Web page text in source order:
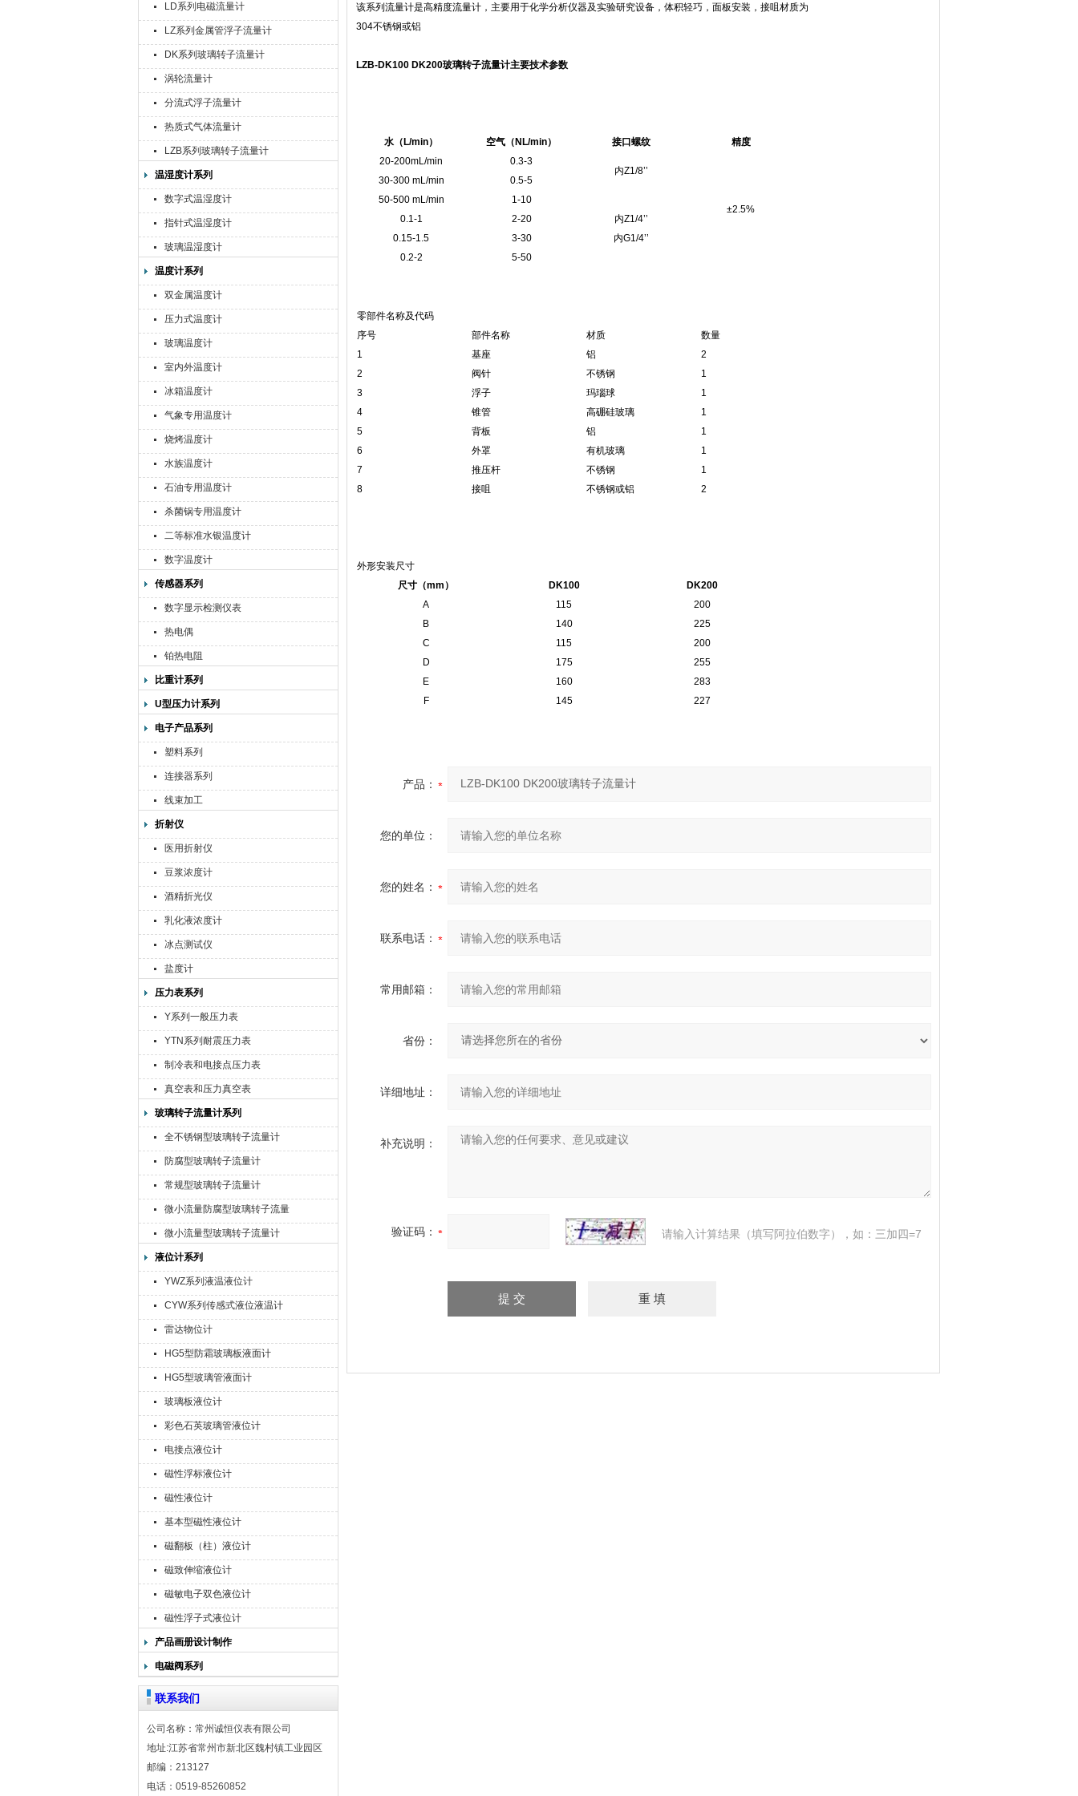
LD系列电磁流量计
LZ系列金属管浮子流量计
DK系列玻璃转子流量计
涡轮流量计
分流式浮子流量计
热质式气体流量计
LZB系列玻璃转子流量计
温湿度计系列
数字式温湿度计
指针式温湿度计
玻璃温湿度计
温度计系列
双金属温度计
压力式温度计
玻璃温度计
室内外温度计
冰箱温度计
气象专用温度计
烧烤温度计
水族温度计
石油专用温度计
杀菌锅专用温度计
二等标准水银温度计
数字温度计
传感器系列
数字显示检测仪表
热电偶
铂热电阻
比重计系列
U型压力计系列
电子产品系列
塑料系列
连接器系列
线束加工
折射仪
医用折射仪
豆浆浓度计
酒精折光仪
乳化液浓度计
冰点测试仪
盐度计
压力表系列
Y系列一般压力表
YTN系列耐震压力表
制冷表和电接点压力表
真空表和压力真空表
玻璃转子流量计系列
全不锈钢型玻璃转子流量计
防腐型玻璃转子流量计
常规型玻璃转子流量计
微小流量防腐型玻璃转子流量
计
微小流量型玻璃转子流量计
液位计系列
YWZ系列液温液位计
CYW系列传感式液位液温计
雷达物位计
HG5型防霜玻璃板液面计
HG5型玻璃管液面计
玻璃板液位计
彩色石英玻璃管液位计
电接点液位计
磁性浮标液位计
磁性液位计
基本型磁性液位计
磁翻板（柱）液位计
磁致伸缩液位计
磁敏电子双色液位计
磁性浮子式液位计
产品画册设计制作
电磁阀系列
联系我们
公司名称：常州诚恒仪表有限公司
地址:江苏省常州市新北区魏村镇工业园区
邮编：213127
电话：0519-85260852
该系列流量计是高精度流量计，主要用于化学分析仪器及实验研究设备，体积轻巧，面板安装，接咀材质为
304不锈钢或铝
LZB-DK100 DK200玻璃转子流量计主要技术参数
水（L/min） 空气（NL/min） 接口螺纹
精度
20-200mL/min
0.3-3
内Z1/8’’
±2.5%
30-300 mL/min
0.5-5
50-500 mL/min
1-10
内Z1/4’’
内G1/4’’
0.1-1
2-20
0.15-1.5
3-30
0.2-2
5-50
零部件名称及代码
序号
部件名称 材质
数量
1
基座 铝
2
2
阀针 不锈钢
1
3
浮子 玛瑙球
1
4
锥管 高硼硅玻璃
1
5
背板 铝
1
6
外罩 有机玻璃
1
7
推压杆 不锈钢
1
8
接咀 不锈钢或铝 2
外形安装尺寸
尺寸（mm ） DK100
DK200
A
115
200
B
140
225
C
115
200
D
175
255
E
160
283
F
145 227
产品：
您的单位：
您的姓名：
联系电话：
常用邮箱：
省份：
详细地址：
补充说明：
验证码： 请输入计算结果（填写阿拉伯数字），如：三加四=7